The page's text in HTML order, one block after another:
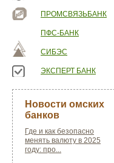
ПРОМСВЯЗЬБАНК
ПФС-БАНК
СИБЭС
ЭКСПЕРТ БАНК
Новости омских
банков
Где и как безопасно
менять валюту в 2025
году: про...